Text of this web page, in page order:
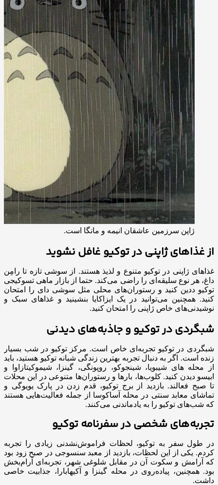
ژاپن سرزمین عاشقان انیمه و مانگا است.
از غذاهای ژاپنی در توکیو غافل نشوید
غذاهای ژاپنی در توکیو متنوع و لذیذ هستند. از سوشی تازه تا رامِن
داغ، هر نوع سلیقه‌ای را راضی می‌کند. حتما از بازار ماهی تسوکیجی
توکیو ددین کنید و رستوران‌های محلی مثل سوشی دای را امتحان
کنید. همچنین می‌توانید در یک ایزاکایا بنشینید و غذاهای سبک و
نوشیدنی‌های خاص ژاپنی را امتحان کنید.
شبگردی در توکیو و جاذبه‌های دیدنی
شبگردی در توکیو تجربه‌ای خاص است. مرکز توکیو در شب بسیار
زنده است. اگر به دنبال تجربه بهترین زندگی شبانه توکیو هستید، باید
از محله های شیبویا، شینجوکو، روپونگی، گینزا، شیموکیتازاوا و
ابیسو دیدن کنید. کلوب‌ها، بارها و رستوران‌ها متنوعی در این محلات
تا صبح فعالند. بازدید از برج توکیو، قدم زدن در پارک یویوگی و
تماشای معابد سنتی در محله آساکوسا از جمله فعالیت‌هایی هستند
که شب‌های توکیو را به یادماندنی می‌کنند.
تجربه‌های شخصی در سفرنامه‌ توکیو
در طول سفر به توکیو، لحظات فراموش‌نشدنی زیادی را تجربه
کردم. یکی از این لحظات، بازدید از معبد سنسوجی در صبح زود بود
که آرامش و سکوت آن در مقابل شلوغی شهر، تجربه‌ای آرام‌بخش
بود. همچنین، پیاده‌روی در محله گینزا و آکیهابارا، جذابیت خاصی
داشت.